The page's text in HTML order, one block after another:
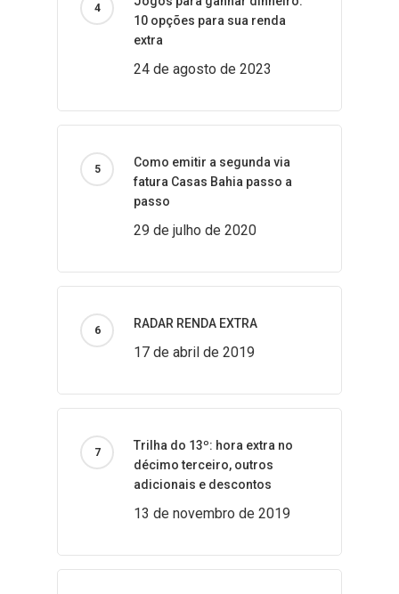
10 opções para sua renda
extra
24 de agosto de 2023
Como emitir a segunda via
fatura Casas Bahia passo a
passo
29 de julho de 2020
RADAR RENDA EXTRA
17 de abril de 2019
Trilha do 13º: hora extra no
décimo terceiro, outros
adicionais e descontos
13 de novembro de 2019